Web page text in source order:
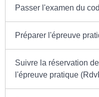
Passer l'examen du
Préparer l'épreuve
Suivre la réservation
l'épreuve pratique